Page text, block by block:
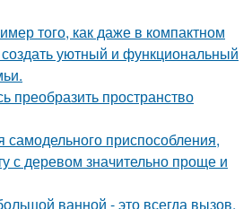
того, как даже в компактном
уютный и функциональный
преобразить пространство
самодельного приспособления,
с деревом значительно проще и
ванной - это всегда вызов,